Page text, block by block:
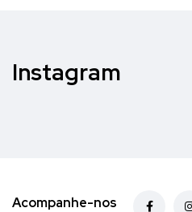
Instagram
Acompanhe-nos